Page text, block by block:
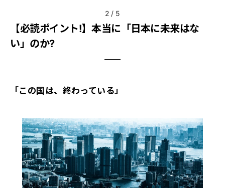
2 / 5
【必読ポイント!】本当に「日本に未来はな
い」のか?
「この国は、終わっている」